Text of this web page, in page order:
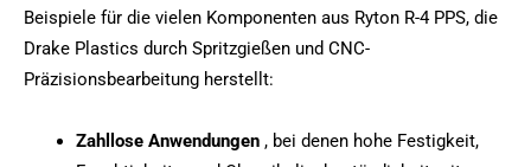
Beispiele für die vielen Komponenten aus Ryton R-4 PPS, die
Drake Plastics durch Spritzgießen und CNC-
Präzisionsbearbeitung herstellt:
Zahllose Anwendungen , bei denen hohe Festigkeit,